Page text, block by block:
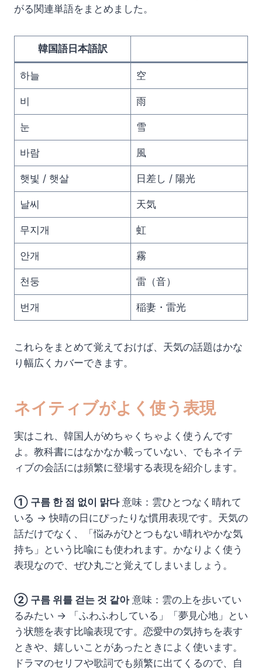
がる関連単語をまとめました。
韓国語日本語訳
하늘 空
비 雨
눈 雪
바람 風
햇빛 / 햇살 日差し / 陽光
날씨 天気
무지개 虹
안개 霧
천둥 雷（音）
번개 稲妻・雷光
これらをまとめて覚えておけば、天気の話題はかな
り幅広くカバーできます。
ネイティブがよく使う表現
実はこれ、韓国人がめちゃくちゃよく使うんです
よ。教科書にはなかなか載っていない、でもネイテ
ィブの会話には頻繁に登場する表現を紹介します。
① 구름 한 점 없이 맑다意味：雲ひとつなく晴れて
いる → 快晴の日にぴったりな慣用表現です。天気の
話だけでなく、「悩みがひとつもない晴れやかな気
持ち」という比喩にも使われます。かなりよく使う
表現なので、ぜひ丸ごと覚えてしまいましょう。
② 구름 위를 걷는 것 같아意味：雲の上を歩いてい
るみたい → 「ふわふわしている」「夢見心地」とい
う状態を表す比喩表現です。恋愛中の気持ちを表す
ときや、嬉しいことがあったときによく使います。
ドラマのセリフや歌詞でも頻繁に出てくるので、自